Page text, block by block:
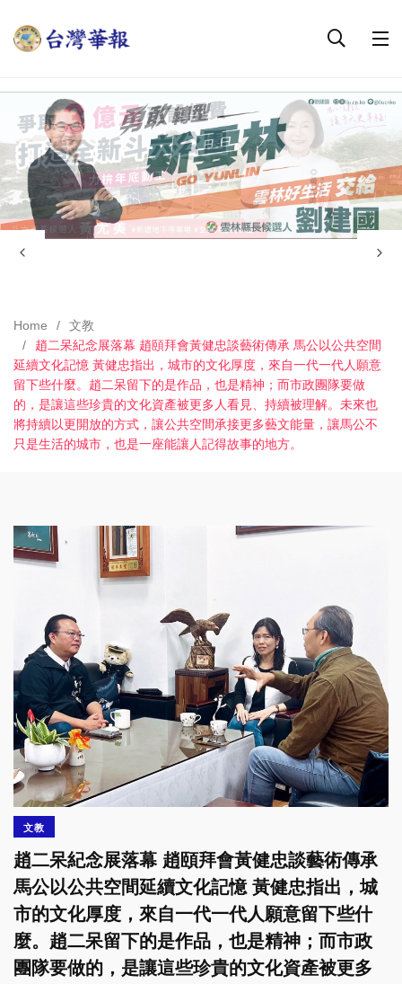
Home
文教
趙二呆紀念展落幕 趙頤拜會黃健忠談藝術傳承 馬公以公共空間
延續文化記憶 黃健忠指出，城市的文化厚度，來自一代一代人願意
留下些什麼。趙二呆留下的是作品，也是精神；而市政團隊要做
的，是讓這些珍貴的文化資產被更多人看見、持續被理解。未來也
將持續以更開放的方式，讓公共空間承接更多藝文能量，讓馬公不
只是生活的城市，也是一座能讓人記得故事的地方。
文教
趙二呆紀念展落幕 趙頤拜會黃健忠談藝術傳承
馬公以公共空間延續文化記憶 黃健忠指出，城
市的文化厚度，來自一代一代人願意留下些什
麼。趙二呆留下的是作品，也是精神；而市政
團隊要做的，是讓這些珍貴的文化資產被更多